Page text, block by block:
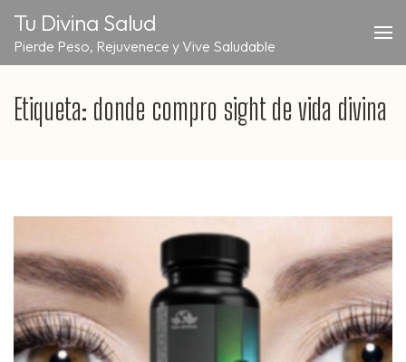
contenido
(presiona
tecla
Tu Divina Salud
Pierde Peso, Rejuvenece y Vive Saludable
Etiqueta: donde compro sight de vida divina